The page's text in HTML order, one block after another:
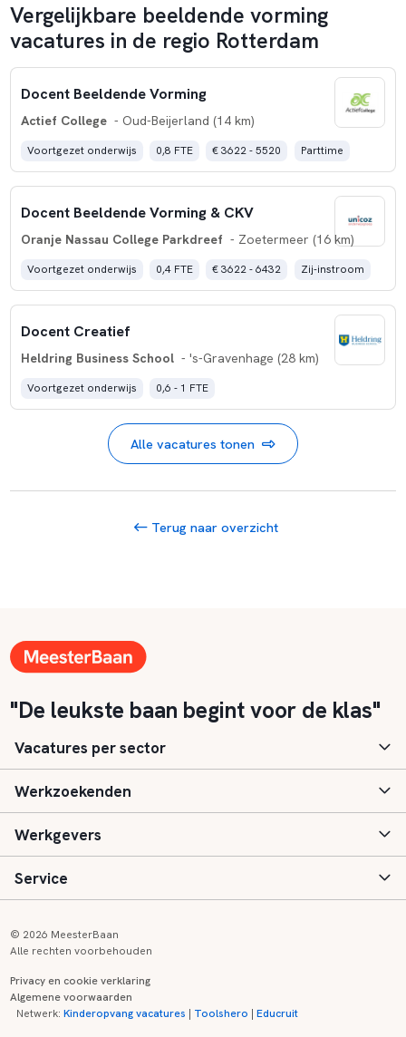
Vergelijkbare beeldende vorming
vacatures in de regio Rotterdam
Docent Beeldende Vorming
Actief College - Oud-Beijerland (14 km)
Voortgezet onderwijs 0,8 FTE € 3622 - 5520 Parttime
Docent Beeldende Vorming & CKV
Oranje Nassau College Parkdreef - Zoetermeer (16 km)
Voortgezet onderwijs 0,4 FTE € 3622 - 6432 Zij-instroom
Docent Creatief
Heldring Business School - 's-Gravenhage (28 km)
Voortgezet onderwijs 0,6 - 1 FTE
Alle vacatures tonen
Terug naar overzicht
"De leukste baan begint voor de klas"
Vacatures per sector
Basisonderwijs
Speciaal (basis) onderwijs
Voortgezet onderwijs
Kinderopvang
Werkzoekenden
Aanmelden
Vacatures
Zij-instroom informatie
Werkgevers
Inloggen
Registreren
Service
Onderwijs links
© 2026 MeesterBaan
Alle rechten voorbehouden
Privacy en cookie verklaring
Algemene voorwaarden
Netwerk:Kinderopvang vacatures | Toolshero |Educruit